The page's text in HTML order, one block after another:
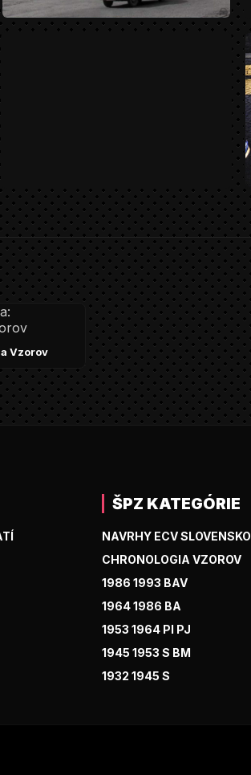
Vzorov
ŠPZ KATEGÓRIE
NAVRHY ECV SLOVENSKO
CHRONOLOGIA VZOROV
1986 1993 BAV
1964 1986 BA
1953 1964 PI PJ
1945 1953 S BM
1932 1945 S